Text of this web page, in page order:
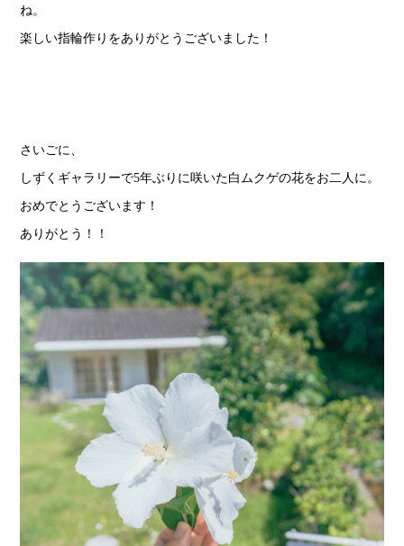
ね。
楽しい指輪作りをありがとうございました！
さいごに、
しずくギャラリーで5年ぶりに咲いた白ムクゲの花をお二人に。
おめでとうございます！
ありがとう！！